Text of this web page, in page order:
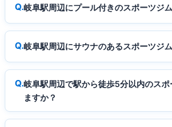
岐阜駅周辺にプール付きのスポーツジ
岐阜駅周辺にサウナのあるスポーツジ
岐阜駅周辺で駅から徒歩5分以内のスポ
ますか？